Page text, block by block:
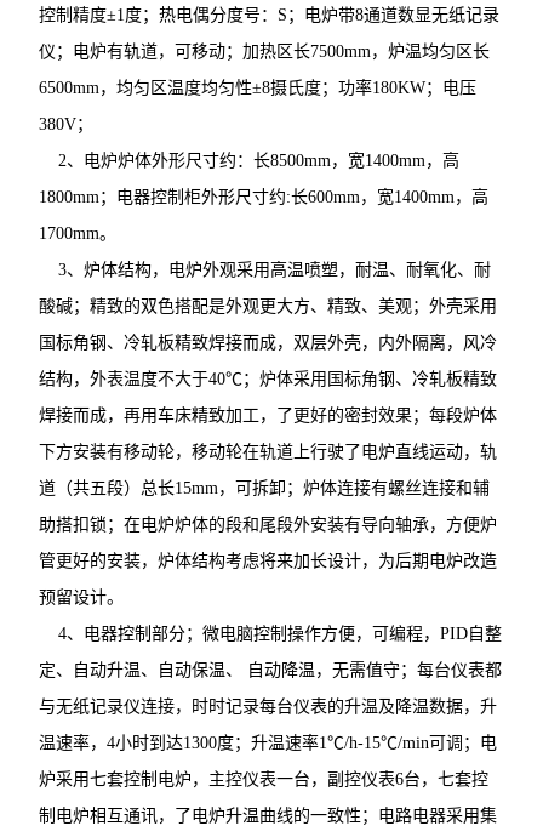
控制精度±1度；热电偶分度号：S；电炉带8通道数显无纸记录
仪；电炉有轨道，可移动；加热区长7500mm，炉温均匀区长
6500mm，均匀区温度均匀性±8摄氏度；功率180KW；电压
380V；
2、电炉炉体外形尺寸约：长8500mm，宽1400mm，高
1800mm；电器控制柜外形尺寸约:长600mm，宽1400mm，高
1700mm。
3、炉体结构，电炉外观采用高温喷塑，耐温、耐氧化、耐
酸碱；精致的双色搭配是外观更大方、精致、美观；外壳采用
国标角钢、冷轧板精致焊接而成，双层外壳，内外隔离，风冷
结构，外表温度不大于40℃；炉体采用国标角钢、冷轧板精致
焊接而成，再用车床精致加工，了更好的密封效果；每段炉体
下方安装有移动轮，移动轮在轨道上行驶了电炉直线运动，轨
道（共五段）总长15mm，可拆卸；炉体连接有螺丝连接和辅
助搭扣锁；在电炉炉体的段和尾段外安装有导向轴承，方便炉
管更好的安装，炉体结构考虑将来加长设计，为后期电炉改造
预留设计。
4、电器控制部分；微电脑控制操作方便，可编程，PID自整
定、自动升温、自动保温、 自动降温，无需值守；每台仪表都
与无纸记录仪连接，时时记录每台仪表的升温及降温数据，升
温速率，4小时到达1300度；升温速率1℃/h-15℃/min可调；电
炉采用七套控制电炉，主控仪表一台，副控仪表6台，七套控
制电炉相互通讯，了电炉升温曲线的一致性；电路电器采用集